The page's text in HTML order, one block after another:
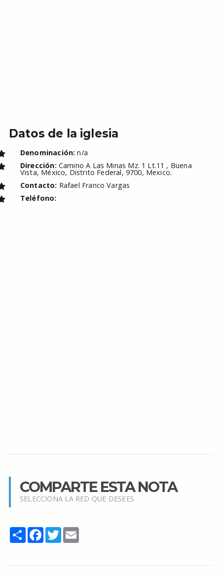
Datos de la iglesia
Denominación: n/a
Dirección: Camino A Las Minas Mz. 1 Lt.11 , Buena
Vista, México, Distrito Federal, 9700, Mexico.
Contacto: Rafael Franco Vargas
Teléfono:
COMPARTE ESTA NOTA
SELECCIONA LA RED QUE DESEES
Share Facebook
TwitterEmail